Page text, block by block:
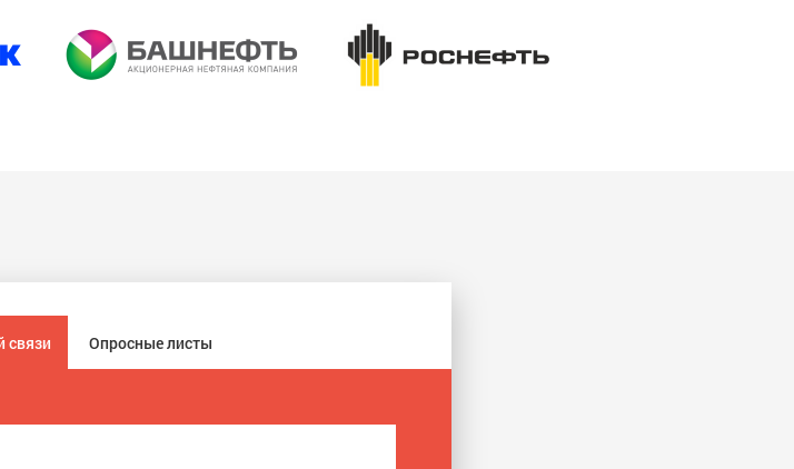
связи Опросные листы